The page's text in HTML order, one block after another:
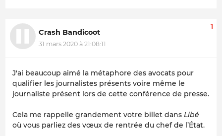
Crash Bandicoot
31 mars 2020 à 21:08:11
1
J'ai beaucoup aimé la métaphore des avocats pour
qualifier les journalistes présents voire même le
journaliste présent lors de cette conférence de presse.
Cela me rappelle grandement votre billet dans Libé
où vous parliez des vœux de rentrée du chef de l’État.